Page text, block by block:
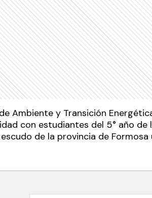
Ambiente y Transición
con estudiantes del 5° año de
de la provincia de